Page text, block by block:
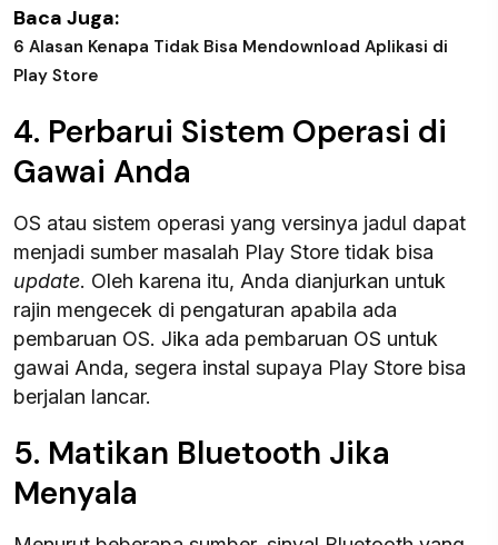
Baca Juga:
6 Alasan Kenapa Tidak Bisa Mendownload Aplikasi di
Play Store
4. Perbarui Sistem Operasi di
Gawai Anda
OS atau sistem operasi yang versinya jadul dapat
menjadi sumber masalah Play Store tidak bisa
update. Oleh karena itu, Anda dianjurkan untuk
rajin mengecek di pengaturan apabila ada
pembaruan OS. Jika ada pembaruan OS untuk
gawai Anda, segera instal supaya Play Store bisa
berjalan lancar.
5. Matikan Bluetooth Jika
Menyala